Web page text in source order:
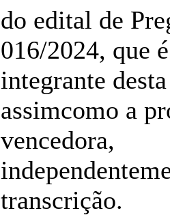
do edital de
016/2024, que
integrante
assimcomo a
vencedora,
transcrição.